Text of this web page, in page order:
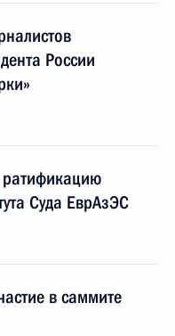
России
ратификацию
Суда ЕврАзЭС
в саммите